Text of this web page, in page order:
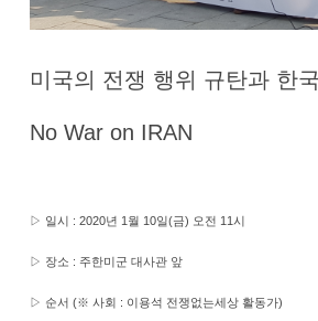
미국의 전쟁 행위 규탄과 한
No War on IRAN
▷ 일시 : 2020년 1월 10일(금) 오전 11시
▷ 장소 : 주한미군 대사관 앞
▷ 순서 (※ 사회 : 이용석 전쟁없는세상 활동가)